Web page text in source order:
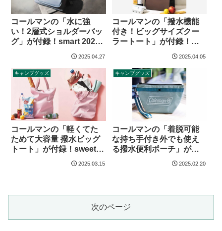
コールマンの「水に強
い！2層式ショルダーバッ
グ」が付録！smart 2025
2025.04.27
コールマンの「撥水機能
付き！ビッグサイズクー
ラートート」が付録！
2025.04.05
キャンプグッズ
コールマンの「軽くてた
ためて大容量 撥水ビッグ
トート」が付録！sweet
2025.03.15
キャンプグッズ
コールマンの「着脱可能
な持ち手付き外でも使え
る撥水便利ポーチ」が付
録！リンネル 2025年5月
2025.02.20
次のページ